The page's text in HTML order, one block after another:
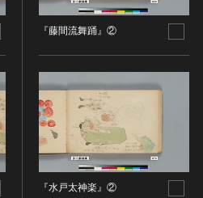
『藤間流舞踊』②
『水戸太神楽』②
化財)
化財)
USE
り-非営利目的の利用可）
UNLOCATABLE
（著作権あり-著作権者不明）
権なし-契約による制限あり）
USE ONLY（著
み利用可）
KNOWN LEGAL
権なし-他の法的制限あり）